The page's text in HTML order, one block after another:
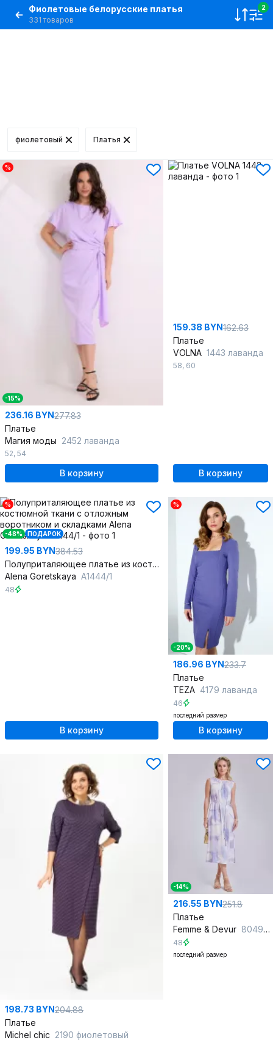
Фиолетовые белорусские платья
331 товаров
2
фиолетовый Платья
%
-15%
236.16 BYN277.83
Платье
Магия моды 2452 лаванда
52, 54
В корзину
159.38 BYN162.63
Платье
VOLNA 1443 лаванда
58, 60
В корзину
%
-48% ПОДАРОК
199.95 BYN384.53
Полуприталяющее платье из костюмной ткани с отложным воротником и складками
Alena Goretskaya A1444/1
48
В корзину
%
-20%
186.96 BYN233.7
Платье
TEZA 4179 лаванда
46
последний размер
В корзину
198.73 BYN204.88
Платье
Michel chic 2190 фиолетовый
-14%
216.55 BYN251.8
Платье
Femme & Devur 80499 1.32F(170)
48
последний размер